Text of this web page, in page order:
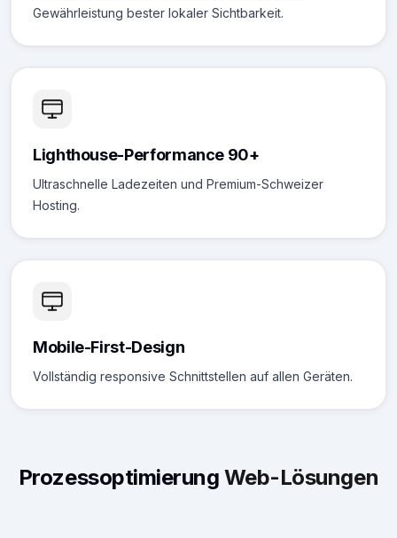
Gewährleistung bester lokaler Sichtbarkeit.
Lighthouse-Performance 90+
Ultraschnelle Ladezeiten und Premium-Schweizer
Hosting.
Mobile-First-Design
Vollständig responsive Schnittstellen auf allen Geräten.
Prozessoptimierung Web-Lösungen